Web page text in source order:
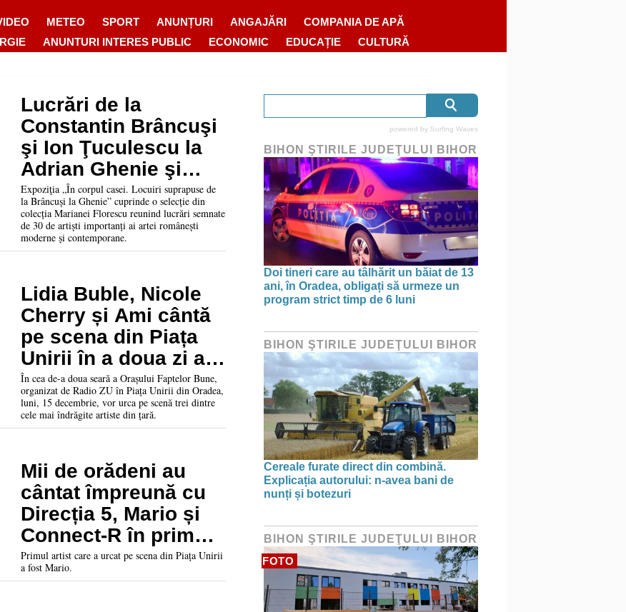
METEO SPORT ANUNȚURI ANGAJĂRI
COMPANIA DE APĂ
ANUNTURI INTERES PUBLIC ECONOMIC EDUCAȚIE CULTURĂ
Lucrări de la
Constantin Brâncuşi
şi Ion Ţuculescu la
Adrian Ghenie şi
Mircea Cantor, într-o
nouă expoziţie la
Casa Darvas – La
Roche
Expoziţia „În corpul casei. Locuiri suprapuse de
la Brâncuși la Ghenie” cuprinde o selecție din
colecția Marianei Florescu reunind lucrări semnate
de 30 de artiști importanți ai artei românești
moderne și contemporane.
Lidia Buble, Nicole
Cherry și Ami cântă
pe scena din Piața
Unirii în a doua zi a
Orașului Faptelor
Bune
În cea de-a doua seară a Orașului Faptelor Bune,
organizat de Radio ZU în Piața Unirii din Oradea,
luni, 15 decembrie, vor urca pe scenă trei dintre
cele mai îndrăgite artiste din țară.
Mii de orădeni au
cântat împreună cu
Direcția 5, Mario și
Connect-R în prima
seară din cadrul
„Orașul Faptelor
Primul artist care a urcat pe scena din Piața Unirii
a fost Mario.
powered by Surfing Waves
BIHON ŞTIRILE JUDEŢULUI BIHOR
Doi tineri care au tâlhărit un băiat de 13
ani, în Oradea, obligați să urmeze un
program strict timp de 6 luni
BIHON ŞTIRILE JUDEŢULUI BIHOR
Cereale furate direct din combină.
Explicația autorului: n-avea bani de
nunți și botezuri
BIHON ŞTIRILE JUDEŢULUI BIHOR
FOTO